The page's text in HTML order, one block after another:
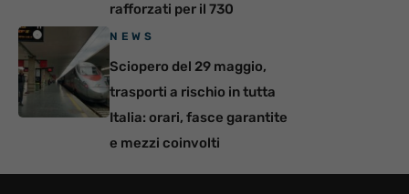
rafforzati per il 730
NEWS
Sciopero del 29 maggio,
trasporti a rischio in tutta
Italia: orari, fasce garantite
e mezzi coinvolti